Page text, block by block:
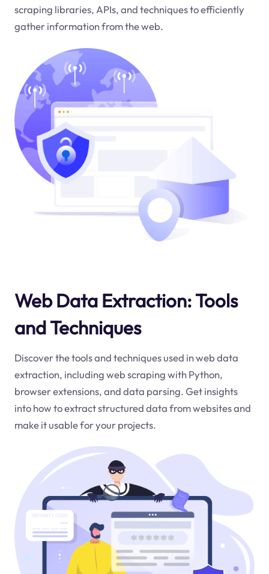
scraping libraries, APIs, and techniques to efficiently
gather information from the web.
Web Data Extraction: Tools
and Techniques
Discover the tools and techniques used in web data
extraction, including web scraping with Python,
browser extensions, and data parsing. Get insights
into how to extract structured data from websites and
make it usable for your projects.